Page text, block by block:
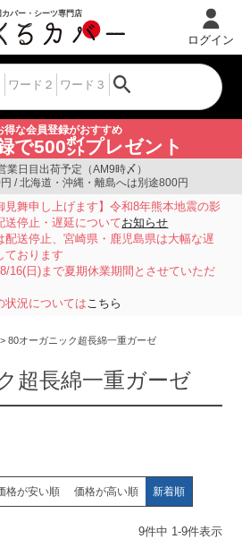
得な会員登録がおすすめ
で500㌽プレゼント
ログイン
業日目出荷予定（AM9時〆）
/ 北海道・沖縄・離島へは別途800円
見舞申し上げます】令和8年熊本地震の影
送停止・遅延についてお知らせ
送停止、宮崎県・鹿児島県は大幅な遅
ております
16(日)まで夏期休業期間とさせていただ
状況についてはこちら
80オーガニック超長綿一重ガーゼ
超長綿一重ガーゼ
格が安い順 価格が高い順 新着順
9件中 1-9件表示